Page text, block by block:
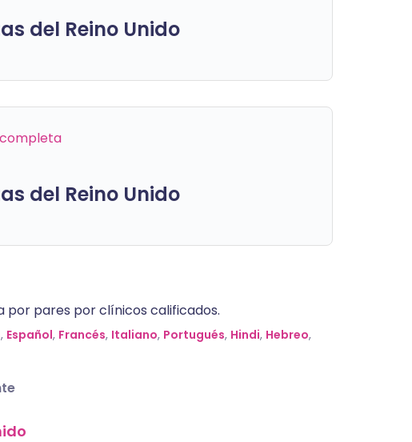
del Reino Unido
del Reino Unido
por pares por clínicos calificados.
, Español, Francés, Italiano, Portugués, Hindi, Hebreo,